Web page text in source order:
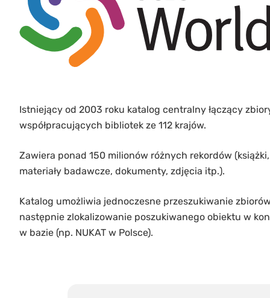
Istniejący od 2003 roku katalog centralny łączący
współpracujących bibliotek ze 112 krajów.
Zawiera ponad 150 milionów różnych rekordów
materiały badawcze, dokumenty, zdjęcia itp.).
Katalog umożliwia jednoczesne przeszukiwanie
następnie zlokalizowanie poszukiwanego obiektu w
w bazie (np. NUKAT w Polsce).